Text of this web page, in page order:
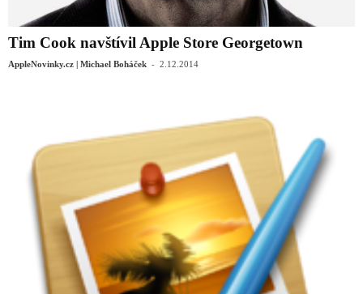
Tim Cook navštívil Apple Store Georgetown
AppleNovinky.cz | Michael Boháček - 2.12.2014